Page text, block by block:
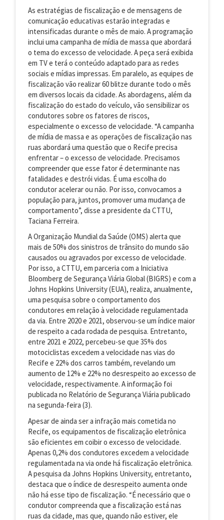
As estratégias de fiscalização e de mensagens de
comunicação educativas estarão integradas e
intensificadas durante o mês de maio. A programação
inclui uma campanha de mídia de massa que abordará
o tema do excesso de velocidade. A peça será exibida
em TV e terá o conteúdo adaptado para as redes
sociais e mídias impressas. Em paralelo, as equipes de
fiscalização vão realizar 60 blitze durante todo o mês
em diversos locais da cidade. As abordagens, além da
fiscalização do estado do veículo, vão sensibilizar os
condutores sobre os fatores de riscos,
especialmente o excesso de velocidade. “A campanha
de mídia de massa e as operações de fiscalização nas
ruas abordará uma questão que o Recife precisa
enfrentar – o excesso de velocidade. Precisamos
compreender que esse fator é determinante nas
fatalidades e destrói vidas. É uma escolha do
condutor acelerar ou não. Por isso, convocamos a
população para, juntos, promover uma mudança de
comportamento”, disse a presidente da CTTU,
Taciana Ferreira.
A Organização Mundial da Saúde (OMS) alerta que
mais de 50% dos sinistros de trânsito do mundo são
causados ou agravados por excesso de velocidade.
Por isso, a CTTU, em parceria com a Iniciativa
Bloomberg de Segurança Viária Global (BIGRS) e com a
Johns Hopkins University (EUA), realiza, anualmente,
uma pesquisa sobre o comportamento dos
condutores em relação à velocidade regulamentada
da via. Entre 2020 e 2021, observou-se um índice maior
de respeito a cada rodada de pesquisa. Entretanto,
entre 2021 e 2022, percebeu-se que 35% dos
motociclistas excedem a velocidade nas vias do
Recife e 22% dos carros também, revelando um
aumento de 12% e 22% no desrespeito ao excesso de
velocidade, respectivamente. A informação foi
publicada no Relatório de Segurança Viária publicado
na segunda-feira (3).
Apesar de ainda ser a infração mais cometida no
Recife, os equipamentos de fiscalização eletrônica
são eficientes em coibir o excesso de velocidade.
Apenas 0,2% dos condutores excedem a velocidade
regulamentada na via onde há fiscalização eletrônica.
A pesquisa da Johns Hopkins University, entretanto,
destaca que o índice de desrespeito aumenta onde
não há esse tipo de fiscalização. “É necessário que o
condutor compreenda que a fiscalização está nas
ruas da cidade, mas que, quando não estiver, ele